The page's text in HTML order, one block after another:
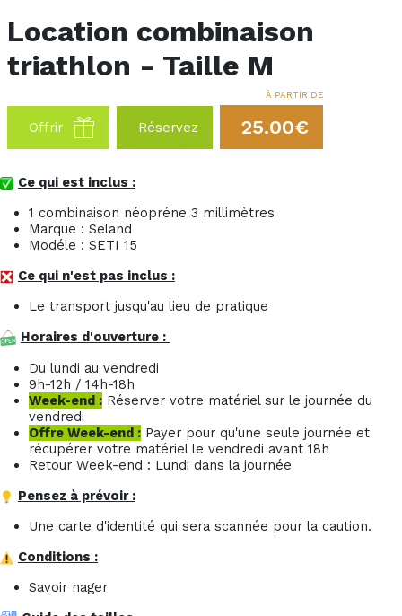
Location combinaison
triathlon - Taille M
Offrir Réservez
À PARTIR DE
25.00€
Ce qui est inclus :
1 combinaison néopréne 3 millimètres
Marque : Seland
Modéle : SETI 15
Ce qui n'est pas inclus :
Le transport jusqu'au lieu de pratique
Horaires d'ouverture :
Du lundi au vendredi
9h-12h / 14h-18h
Week-end : Réserver votre matériel sur le journée du
vendredi
Offre Week-end : Payer pour qu'une seule journée et
récupérer votre matériel le vendredi avant 18h
Retour Week-end : Lundi dans la journée
Pensez à prévoir :
Une carte d'identité qui sera scannée pour la caution.
Conditions :
Savoir nager